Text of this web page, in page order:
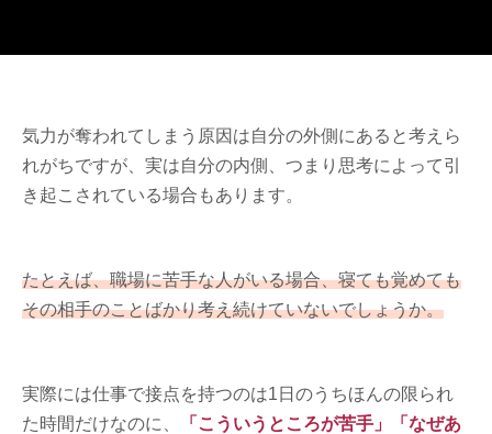
気力が奪われてしまう原因は自分の外側にあると考えら
れがちですが、実は自分の内側、つまり思考によって引
き起こされている場合もあります。
たとえば、職場に苦手な人がいる場合、寝ても覚めても
その相手のことばかり考え続けていないでしょうか。
実際には仕事で接点を持つのは1日のうちほんの限られ
た時間だけなのに、
「こういうところが苦手」「なぜあ